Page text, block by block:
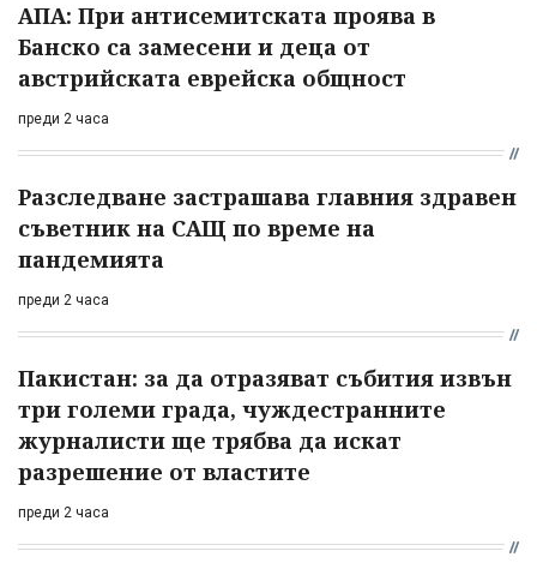
АПА: При антисемитската проява в
Банско са замесени и деца от
австрийската еврейска общност
преди 2 часа
Разследване застрашава главния здравен
съветник на САЩ по време на
пандемията
преди 2 часа
Пакистан: за да отразяват събития извън
три големи града, чуждестранните
журналисти ще трябва да искат
разрешение от властите
преди 2 часа